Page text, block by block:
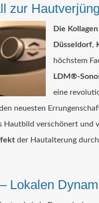
zur
Die
Düsseldorf,
höchstem
LDM®-
eine
neuesten
Hautbild verschönert
der Hautalterung
Lokalen